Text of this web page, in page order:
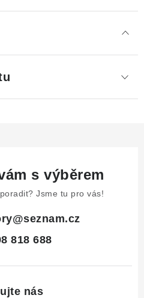
s výběrem
Jsme tu pro vás!
@seznam.cz
818 688